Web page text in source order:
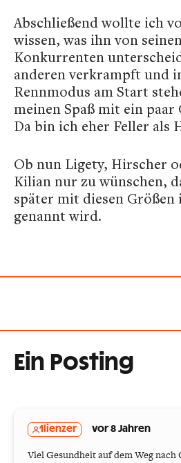
Abschließend wollte ich
wissen, was ihn von
Konkurrenten
anderen verkrampft und
Rennmodus am Start
meinen Spaß mit ein paar
Da bin ich eher Feller als
Ob nun Ligety, Hirscher
Kilian nur zu wünschen,
später mit diesen Größen
genannt wird.
Ein Posting
1lienzer vor 8 Jahren
Viel Gesundheit auf dem Weg nach